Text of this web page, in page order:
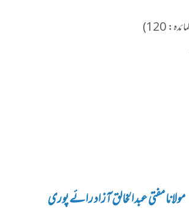
مولانا مفتی عبدالخالق آزاد رائے پوری